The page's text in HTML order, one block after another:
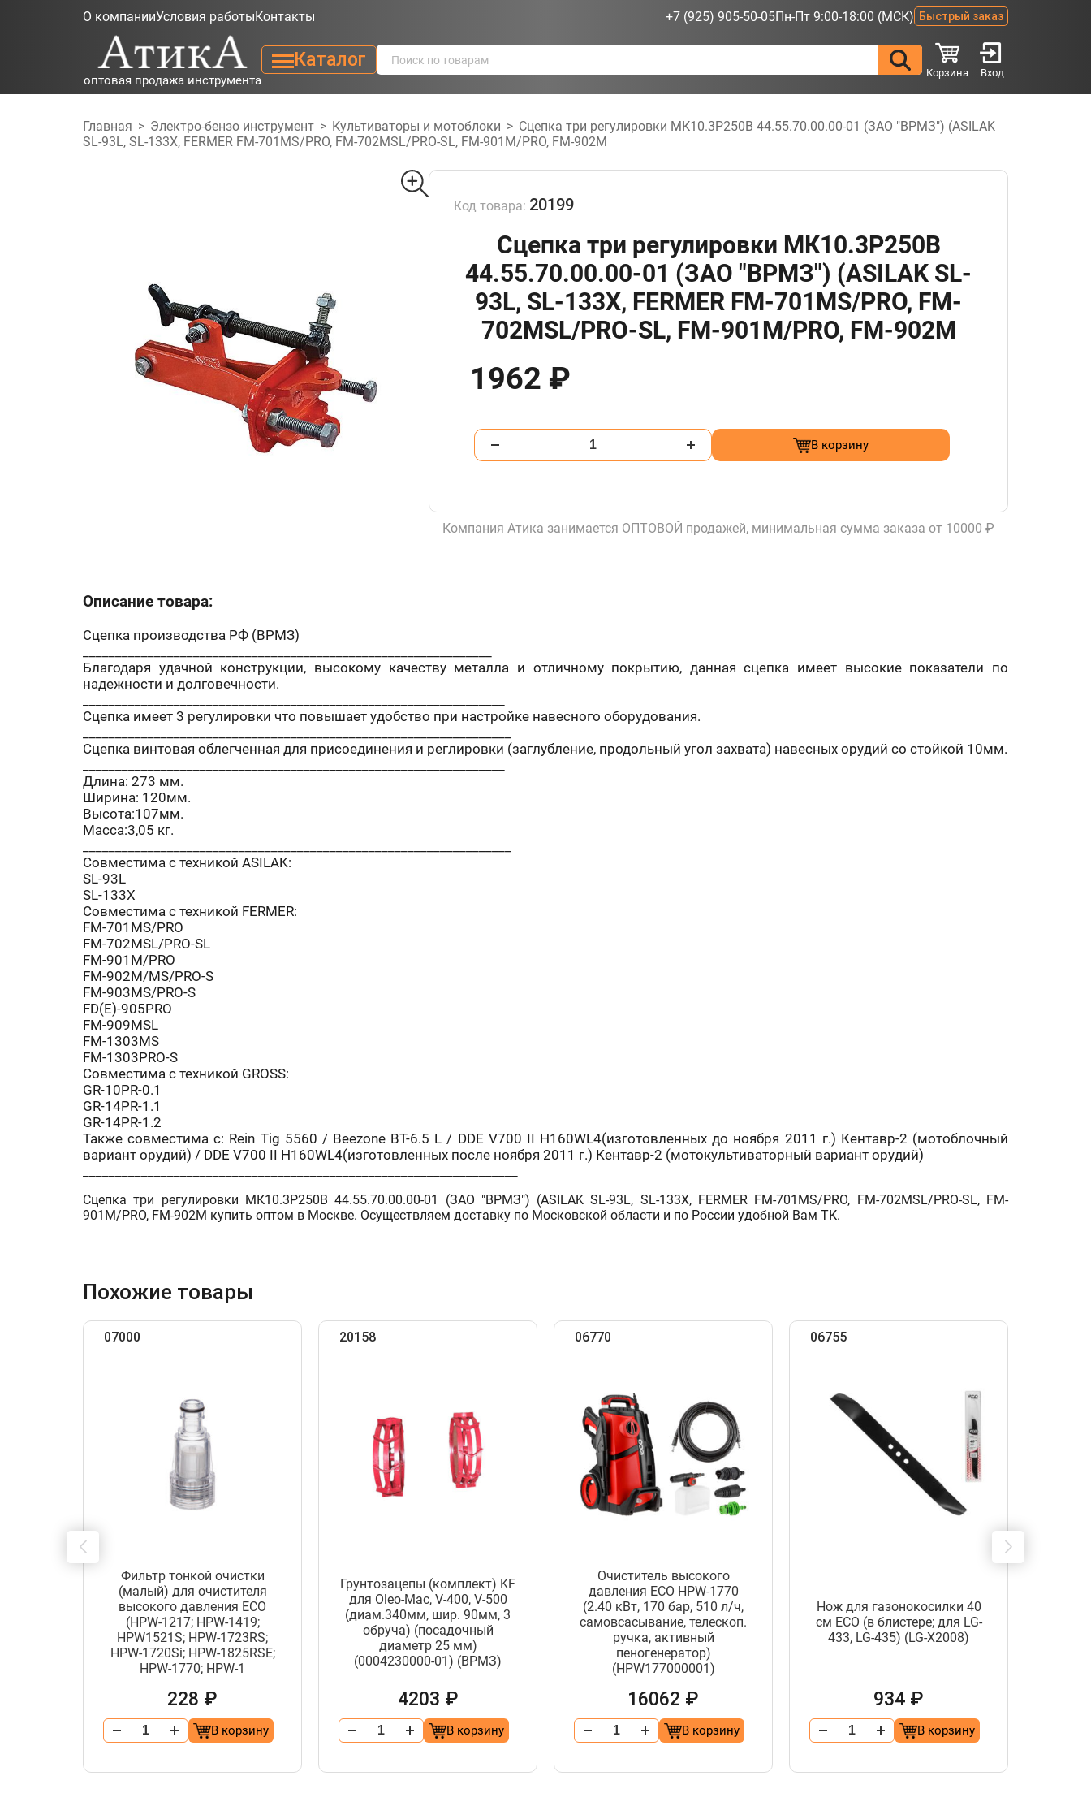
О компанииУсловия работыКонтакты +7 (925) 905-50-05Пн-Пт 9:00-18:00 (МСК) Быстрый заказ
оптовая продажа инструмента
Каталог
Корзина Вход
Главная > Электро-бензо инструмент > Культиваторы и мотоблоки > Сцепка три регулировки МК10.3Р250В 44.55.70.00.00-01 (ЗАО "ВРМЗ") (ASILAK
SL-93L, SL-133X, FERMER FM-701MS/PRO, FM-702MSL/PRO-SL, FM-901M/PRO, FM-902M
Код товара: 20199
Сцепка три регулировки МК10.3Р250В
44.55.70.00.00-01 (ЗАО "ВРМЗ") (ASILAK SL-
93L, SL-133X, FERMER FM-701MS/PRO, FM-
702MSL/PRO-SL, FM-901M/PRO, FM-902M
1962 ₽
В корзину
Компания Атика занимается ОПТОВОЙ продажей, минимальная сумма заказа от 10000 ₽
Описание товара:
Сцепка производства РФ (ВРМЗ)
Благодаря удачной конструкции, высокому качеству металла и отличному покрытию, данная сцепка имеет высокие показатели по
надежности и долговечности.
Сцепка имеет 3 регулировки что повышает удобство при настройке навесного оборудования.
Сцепка винтовая облегченная для присоединения и реглировки (заглубление, продольный угол захвата) навесных орудий со стойкой 10мм.
Длина: 273 мм.
Ширина: 120мм.
Высота:107мм.
Масса:3,05 кг.
Совместима с техникой ASILAK:
SL-93L
SL-133X
Совместима с техникой FERMER:
FM-701MS/PRO
FM-702MSL/PRO-SL
FM-901M/PRO
FM-902M/MS/PRO-S
FM-903MS/PRO-S
FD(E)-905PRO
FM-909MSL
FM-1303MS
FM-1303PRO-S
Совместима с техникой GROSS:
GR-10PR-0.1
GR-14PR-1.1
GR-14PR-1.2
Также совместима с: Rein Tig 5560 / Beezone BT-6.5 L / DDE V700 II H160WL4(изготовленных до ноября 2011 г.) Кентавр-2 (мотоблочный
вариант орудий) / DDE V700 II H160WL4(изготовленных после ноября 2011 г.) Кентавр-2 (мотокультиваторный вариант орудий)
Сцепка три регулировки МК10.3Р250В 44.55.70.00.00-01 (ЗАО "ВРМЗ") (ASILAK SL-93L, SL-133X, FERMER FM-701MS/PRO, FM-702MSL/PRO-SL, FM-
901M/PRO, FM-902M купить оптом в Москве. Осуществляем доставку по Московской области и по России удобной Вам ТК.
Похожие товары
07000
Фильтр тонкой очистки
(малый) для очистителя
высокого давления ECO
(HPW-1217; HPW-1419;
HPW1521S; HPW-1723RS;
HPW-1720Si; HPW-1825RSE;
HPW-1770; HPW-1
228 ₽
В корзину
20158
Грунтозацепы (комплект) KF
для Oleo-Mac, V-400, V-500
(диам.340мм, шир. 90мм, 3
обруча) (посадочный
диаметр 25 мм)
(0004230000-01) (ВРМЗ)
4203 ₽
В корзину
06770
Очиститель высокого
давления ECO HPW-1770
(2.40 кВт, 170 бар, 510 л/ч,
самовсасывание, телескоп.
ручка, активный
пеногенератор)
(HPW177000001)
16062 ₽
В корзину
06755
Нож для газонокосилки 40
см ECO (в блистере; для LG-
433, LG-435) (LG-X2008)
934 ₽
В корзину